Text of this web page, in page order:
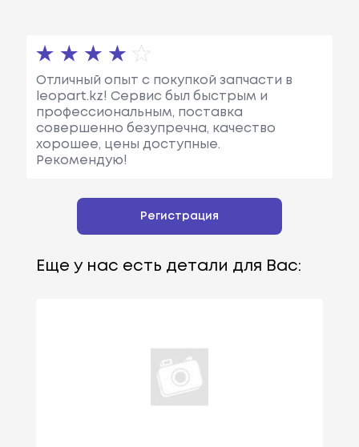
Отличный опыт с покупкой запчасти в
leopart.kz! Сервис был быстрым и
профессиональным, поставка
совершенно безупречна, качество
хорошее, цены доступные.
Рекомендую!
Регистрация
Еще у нас есть детали для Вас: